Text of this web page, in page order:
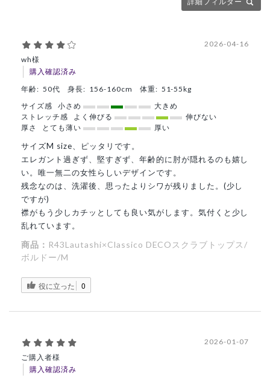
wh様
購入確認済み
2026-04-16
年齢: 50代 身長: 156-160cm 体重: 51-55kg
サイズ感
小さめ
大きめ
ストレッチ感
よく伸びる
伸びない
厚さ
とても薄い 厚い
サイズM size、ピッタリです。
エレガント過ぎず、堅すぎず、年齢的に肘が隠れるのも嬉し
い。唯一無二の女性らしいデザインです。
残念なのは、洗濯後、思ったよりシワが残りました。(少し
ですが)
襟がもう少しカチッとしても良い気がします。気付くと少し
乱れています。
商品： R43Lautashi×Classico DECOスクラブトップス/
ボルドー/M
役に立った 0
ご購入者様
購入確認済み
2026-01-07